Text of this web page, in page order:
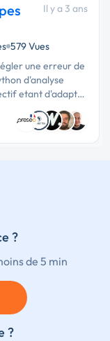
Il y a 3 ans
579 Vues
une erreur de
d'analyse
etant d'adapter
?
de 5 min
?